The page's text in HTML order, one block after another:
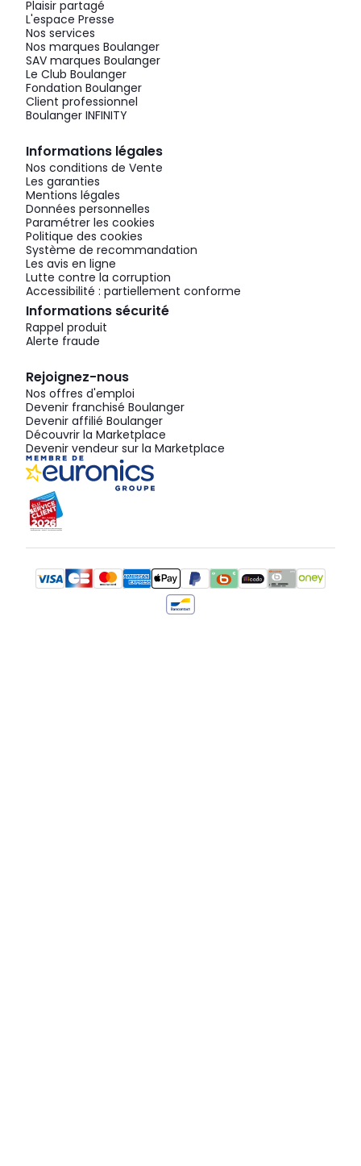
Plaisir partagé
L'espace Presse
Nos services
Nos marques Boulanger
SAV marques Boulanger
Le Club Boulanger
Fondation Boulanger
Client professionnel
Boulanger INFINITY
Informations légales
Nos conditions de Vente
Les garanties
Mentions légales
Données personnelles
Paramétrer les cookies
Politique des cookies
Système de recommandation
Les avis en ligne
Lutte contre la corruption
Accessibilité : partiellement conforme
Informations sécurité
Rappel produit
Alerte fraude
Rejoignez-nous
Nos offres d'emploi
Devenir franchisé Boulanger
Devenir affilié Boulanger
Découvrir la Marketplace
Devenir vendeur sur la Marketplace